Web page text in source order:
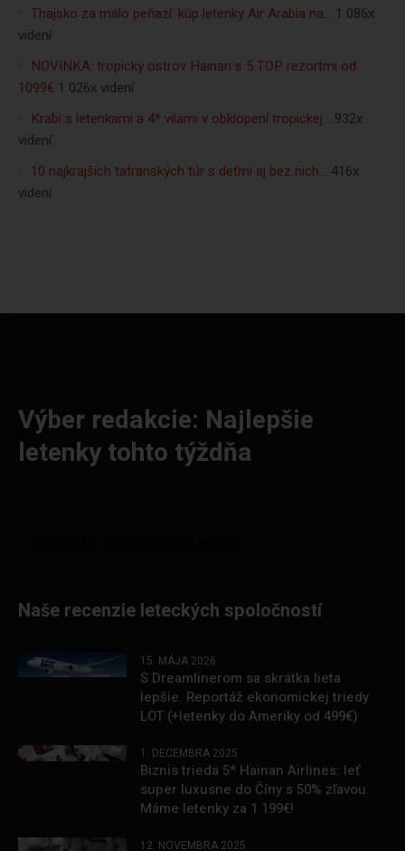
Thajsko za málo peňazí: kúp letenky Air Arabia na… 1 086x
videní
NOVINKA: tropický ostrov Hainan s 5 TOP rezortmi od
1099€ 1 026x videní
Krabi s letenkami a 4* vilami v obklopení tropickej… 932x
videní
10 najkrajších tatranských túr s deťmi aj bez nich… 416x
videní
Výber redakcie: Najlepšie
letenky tohto týždňa
Naše recenzie leteckých spoločností
15. MÁJA 2026
S Dreamlinerom sa skrátka lieta
lepšie. Reportáž ekonomickej triedy
LOT (+letenky do Ameriky od 499€)
1. DECEMBRA 2025
Biznis trieda 5* Hainan Airlines: leť
super luxusne do Číny s 50% zľavou.
Máme letenky za 1 199€!
12. NOVEMBRA 2025